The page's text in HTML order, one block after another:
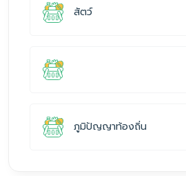
สัตว์
ภูมิปัญญาท้องถิ่น